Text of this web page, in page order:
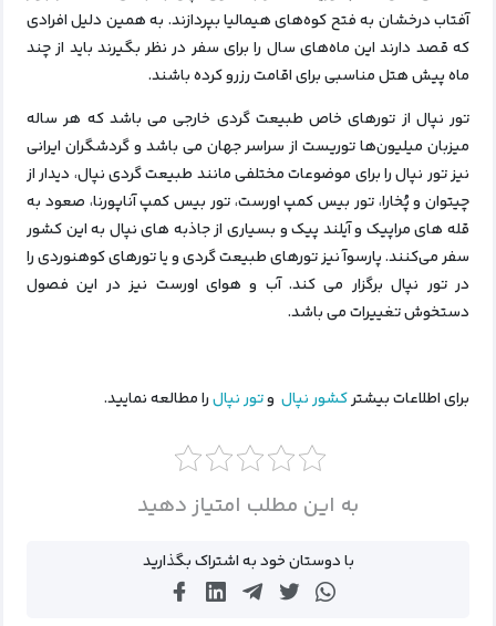
آفتاب درخشان به فتح کوه‌های هیمالیا بپردازند. به همین دلیل افرادی
که قصد دارند این ماه‌های سال را برای سفر در نظر بگیرند باید از چند
ماه پیش هتل مناسبی برای اقامت رزرو کرده باشند.
تور نپال از تورهای خاص طبیعت گردی خارجی می باشد که هر ساله
میزبان میلیون‌ها توریست از سراسر جهان می باشد و گردشگران ایرانی
نیز تور نپال را برای موضوعات مختلفی مانند طبیعت گردی نپال، دیدار از
چیتوان و پُخارا، تور بیس کمپ اورست، تور بیس کمپ آناپورنا، صعود به
قله های مراپیک و آیلند پیک و بسیاری از جاذبه های نپال به این کشور
سفر می‌کنند. پارسوآ نیز تورهای طبیعت گردی و یا تورهای کوهنوردی را
در تور نپال برگزار می کند. آب و هوای اورست نیز در این فصول
دستخوش تغییرات می باشد.
برای اطلاعات بیشترکشور نپال وتور نپالرا مطالعه نمایید.
به این مطلب امتیاز دهید
با دوستان خود به اشتراک بگذارید